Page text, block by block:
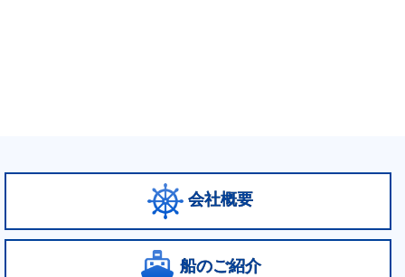
会社概要
船のご紹介